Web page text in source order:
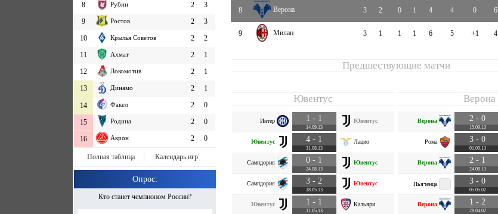
8
Рубин 2
3
9
Ростов 2
3
10
Крылья Советов 2
2
11
Ахмат 2
1
12
Локомотив 2
1
13
Динамо 2 1
14 Факел 2 0
15 Родина 2 0
16 Акрон 2 0
Полная таблица Календарь игр
Опрос:
Кто станет чемпионом России?
8 Верона 3 2 0 1 4 4 0 6
9 Милан 3 1 1 1 6 5 +1 4
Предшествующие матчи
Ювентус
Интер 1 - 1
14.09.13
Ювентус
Ювентус 4 - 1
31.08.13
Лацио
Сампдория 0 - 1
24.08.13
Ювентус
Сампдория 3 - 2
18.05.13
Ювентус
Ювентус 1 - 1
11.05.13
Кальяри
Верона
Верона 2 - 0
15.09.13
Рома 3 - 0
01.09.13
Верона 2 - 1
24.08.13
Пьяченца 3 - 0
05.05.02
Верона 1 - 2
28.04.02